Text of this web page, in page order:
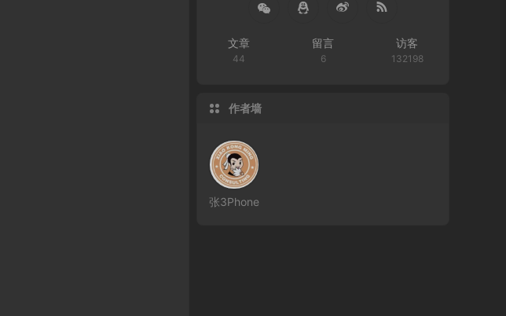
文章
44
留言
6
访客
132198
作者墙
张3Phone